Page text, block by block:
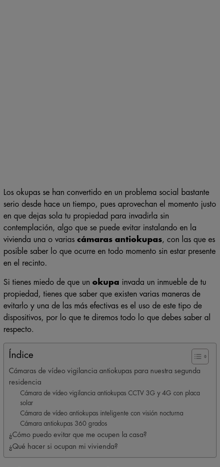
Los okupas se han convertido en un problema social bastante
serio desde hace un tiempo, pues aprovechan el momento justo
en que dejas sola tu propiedad para invadirla sin
contemplación, algo que se puede evitar instalando en la
vivienda una o varias cámaras antiokupas, con las que es
posible saber lo que ocurre en todo momento sin estar presente
en el recinto.
Si tienes miedo de que un okupa invada un inmueble de tu
propiedad, tienes que saber que existen varias maneras de
evitarlo y una de las más efectivas es el uso de este tipo de
dispositivos, por lo que te diremos todo lo que debes saber al
respecto.
Índice
Cámaras de vídeo vigilancia antiokupas para nuestra segunda
residencia
Cámara de vídeo vigilancia antiokupas CCTV 3G y 4G con placa
solar
Cámara de vídeo antiokupas inteligente con visión nocturna
Cámara antiokupas 360 grados
¿Cómo puedo evitar que me ocupen la casa?
¿Qué hacer si ocupan mi vivienda?